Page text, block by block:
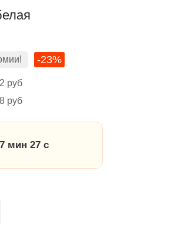
-23%
руб
руб
мин 26 с